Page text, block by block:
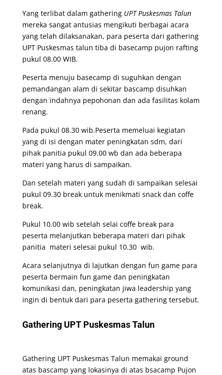
Yang terlibat dalam gathering UPT Puskesmas Talun
mereka sangat antusias mengikuti berbagai acara
yang telah dilaksanakan, para peserta dari gathering
UPT Puskesmas talun tiba di basecamp pujon rafting
pukul 08.00 WIB.
Peserta menuju basecamp di suguhkan dengan
pemandangan alam di sekitar bascamp disuhkan
dengan indahnya pepohonan dan ada fasilitas kolam
renang.
Pada pukul 08.30 wib.Peserta memeluai kegiatan
yang di isi dengan mater peningkatan sdm, dari
pihak panitia pukul 09.00 wb dan ada beberapa
materi yang harus di sampaikan.
Dan setelah materi yang sudah di sampaikan selesai
pukul 09.30 break untuk menikmati snack dan coffe
break.
Pukul 10.00 wib setelah selai coffe break para
peserta melanjutkan beberapa materi dari pihak
panitia materi selesai pukul 10.30 wib.
Acara selanjutnya di lajutkan dengan fun game para
peserta bermain fun game dan peningkatan
komunikasi dan, peningkatan jiwa leadership yang
ingin di bentuk dari para peserta gathering tersebut.
Gathering UPT Puskesmas Talun
Gathering UPT Puskesmas Talun memakai ground
atas bascamp yang lokasinya di atas bsacamp Pujon